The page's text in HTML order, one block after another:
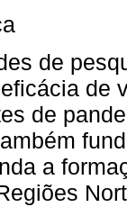
de
de
de
a